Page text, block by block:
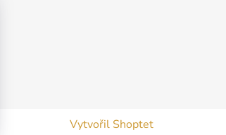
Vytvořil Shoptet